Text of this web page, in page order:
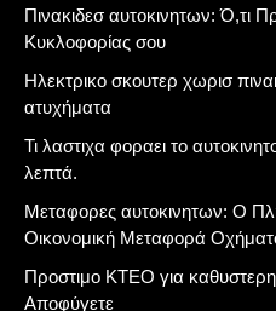
Πινακιδεσ αυτοκινητων: Ό,τι
Κυκλοφορίας σου
Ηλεκτρικο σκουτερ χωρισ
ατυχήματα
Τι λαστιχα φοραει το
λεπτά.
Μεταφορες αυτοκινητων: Ο
Οικονομική Μεταφορά
Προστιμο ΚΤΕΟ για
Αποφύγετε